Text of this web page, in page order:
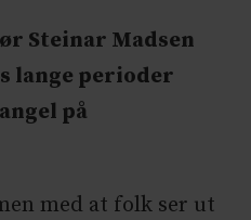
Steinar Madsen
lange perioder
på
med at folk ser ut